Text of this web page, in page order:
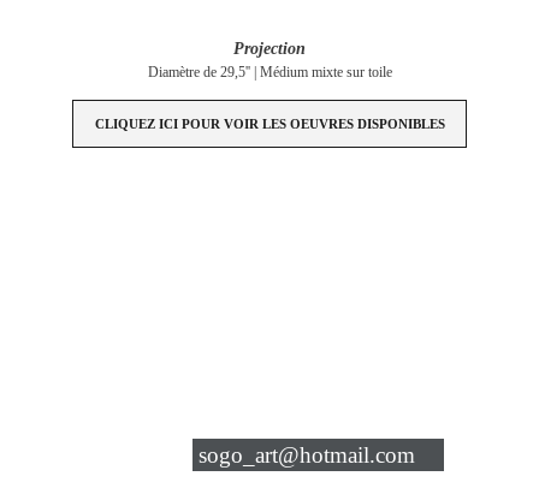
Projection
Diamètre de 29,5'' | Médium mixte sur toile
CLIQUEZ ICI POUR VOIR LES OEUVRES DISPONIBLES
sogo_art@hotmail.com